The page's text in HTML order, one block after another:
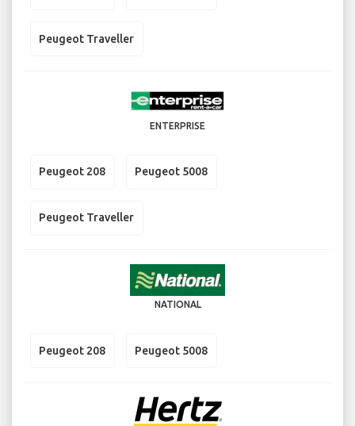
Peugeot Traveller
ENTERPRISE
Peugeot 208 Peugeot 5008
Peugeot Traveller
NATIONAL
Peugeot 208 Peugeot 5008